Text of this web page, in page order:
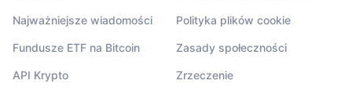
Najważniejsze wiadomości
Fundusze ETF na Bitcoin
API Krypto
Polityka plików cookie
Zasady społeczności
Zrzeczenie